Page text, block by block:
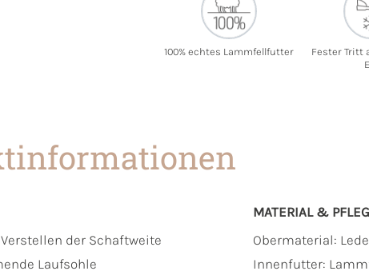
100% echtes Lammfellfutter
Fester Tritt
der Schaftweite
Laufsohle
MATERIAL &
Obermaterial:
Innenfutter: